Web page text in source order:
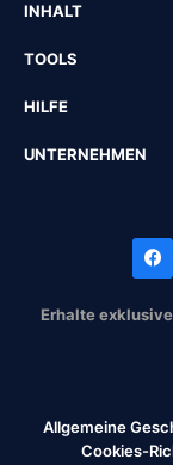
INHALT
TOOLS
HILFE
UNTERNEHMEN
Erhalte
Allgemeine
Cookies-